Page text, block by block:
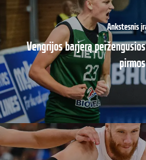
Ankstesnis
Vengrijos barjerą
pirmos